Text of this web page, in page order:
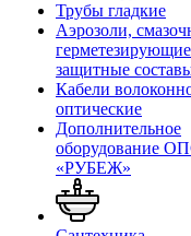
Трубы гладкие
Аэрозоли,
защитные
Кабели
оптические
Дополнительное
оборудование
«РУБЕЖ»